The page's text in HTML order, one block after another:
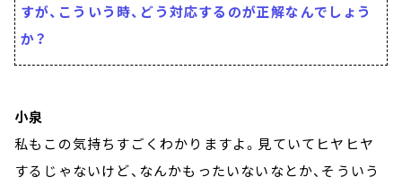
すが、こういう時、どう対応するのが正解なんでしょう
か？
小泉
私もこの気持ちすごくわかりますよ。見ていてヒヤヒヤ
するじゃないけど、なんかもったいないなとか、そういう